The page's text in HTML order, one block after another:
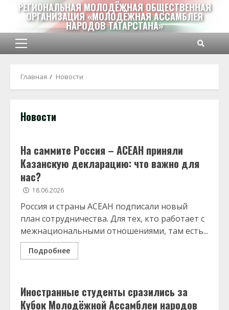
Перейти
содержимому
РЕГИОНАЛЬНАЯ МОЛОДЁЖНАЯ ОБЩЕСТВЕННАЯ
ОРГАНИЗАЦИЯ «МОЛОДЁЖНАЯ АССАМБЛЕЯ
НАРОДОВ ТАТАРСТАНА»
Основное
Главная Новости
Новости
На саммите Россия – АСЕАН приняли
Казанскую декларацию: что важно для
нас?
18.06.2026
Россия и страны АСЕАН подписали новый
план сотрудничества. Для тех, кто работает с
межнациональными отношениями, там есть...
Подробнее
Иностранные студенты сразились за
Кубок Молодёжной Ассамблеи народов